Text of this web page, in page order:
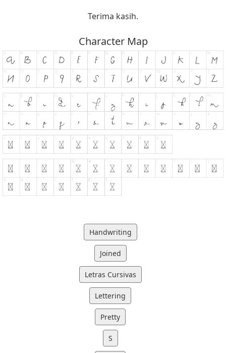
Terima kasih.
Character Map
Handwriting
Joined
Letras Cursivas
Lettering
Pretty
S